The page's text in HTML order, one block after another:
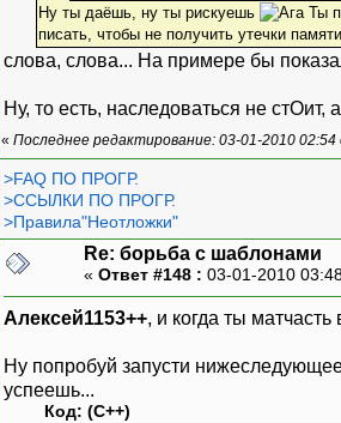
Ну ты даёшь, ну ты рискуешь
Ты
писать, чтобы не получить утечки
слова, слова... На примере бы
Ну, то есть, наследоваться не
« Последнее редактирование: 03-01-2010
>FAQ ПО ПРОГР.
>ССЫЛКИ ПО ПРОГР.
>Правила"Неотложки"
Re: борьба с шаблонами
« Ответ #148 : 03-01-2010
Алексей1153++, и когда ты
Ну попробуй запусти
успеешь...
Код: (C++)